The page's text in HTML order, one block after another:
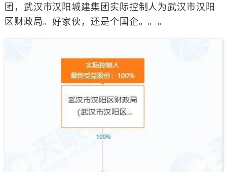
团，武汉市汉阳城建集团实际控制人为武汉市汉阳
区财政局。好家伙，还是个国企。。。